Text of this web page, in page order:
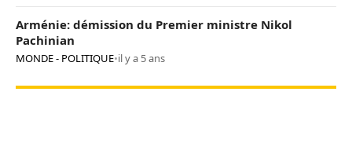
Arménie: démission du Premier ministre Nikol
Pachinian
MONDE - POLITIQUE•il y a 5 ans